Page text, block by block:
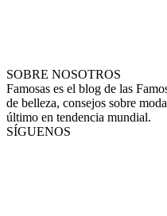
SOBRE NOSOTROS
Famosas es el blog de las
de belleza, consejos sobre
último en tendencia mundial.
SÍGUENOS